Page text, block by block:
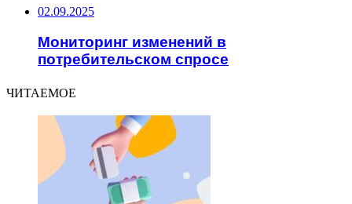
02.09.2025
Мониторинг изменений в
потребительском спросе
ЧИТАЕМОЕ